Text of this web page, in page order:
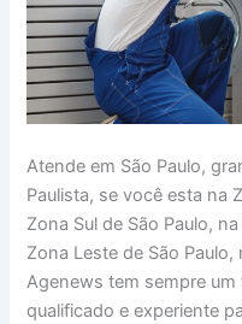
Atende em São Paulo,
Paulista, se você esta na
Zona Sul de São Paulo,
Zona Leste de São
Agenews tem sempre
qualificado e experiente